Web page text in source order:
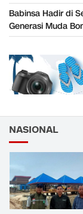
Babinsa Hadir di
Generasi Muda
NASIONAL